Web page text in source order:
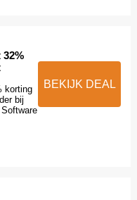
korting
bij
BEKIJK DEAL